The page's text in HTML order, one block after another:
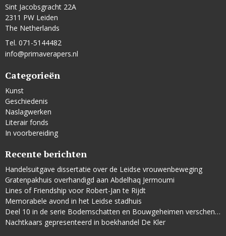
Sint Jacobsgracht 22A
2311 PW Leiden
The Netherlands
Tel. 071-5144482
info@primaverapers.nl
Categorieën
Kunst
Geschiedenis
Naslagwerken
Literair fonds
In voorbereiding
Recente berichten
Handelsuitgave dissertatie over de Leidse vrouwenbeweging
Gratenpakhuis overhandigd aan Abdelhaq Jermoumi
Lines of Friendship voor Robert-Jan te Rijdt
Memorabele avond in het Leidse stadhuis
Deel 10 in de serie Bodemschatten en Bouwgeheimen verschenen
Nachtkaars gepresenteerd in boekhandel De Kler